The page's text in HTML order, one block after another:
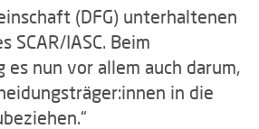
(DFG) unterhaltenen
SCAR/IASC. Beim
es nun vor allem auch darum,
in die